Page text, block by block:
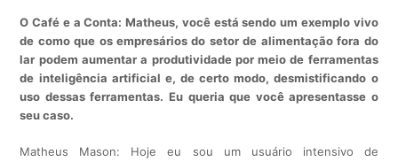
O Café e a Conta: Matheus, você está sendo um exemplo vivo
de como que os empresários do setor de alimentação fora do
lar podem aumentar a produtividade por meio de ferramentas
de inteligência artificial e, de certo modo, desmistificando o
uso dessas ferramentas. Eu queria que você apresentasse o
seu caso.
Matheus Mason: Hoje eu sou um usuário intensivo de